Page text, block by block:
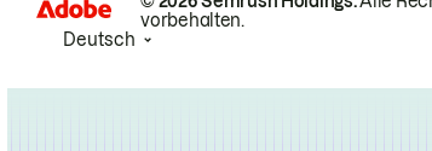
vorbehalten.
Deutsch